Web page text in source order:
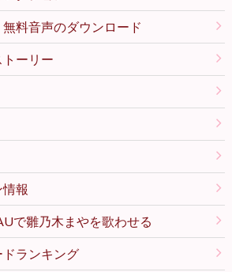
料音声のダウンロード
ーリー
報
で雛乃木まやを歌わせる
ランキング